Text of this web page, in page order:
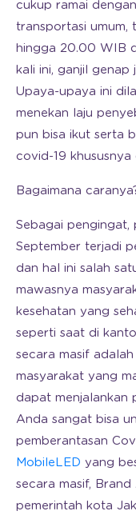
cukup ramai
transportasi umum,
hingga 20.00 WIB
kali ini, ganjil genap
Upaya-upaya ini
menekan laju
pun bisa ikut serta
covid-19 khususnya
Bagaimana
Sebagai pengingat,
September terjadi
dan hal ini salah
mawasnya
kesehatan yang
seperti saat di
secara masif
masyarakat yang
dapat menjalankan
Anda sangat bisa
pemberantasan
MobileLED yang
secara masif,
pemerintah kota